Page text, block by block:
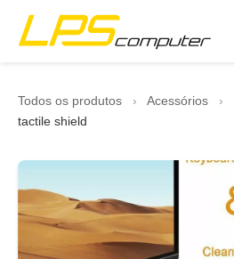
Serviços
Sobre a Empresa
Todos os produtos › Acessórios ›
tactile shield